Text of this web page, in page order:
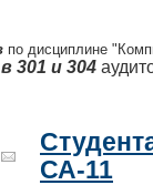
по дисциплине
301 и 304
СА-11